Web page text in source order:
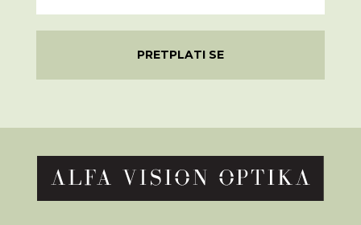
PRETPLATI SE